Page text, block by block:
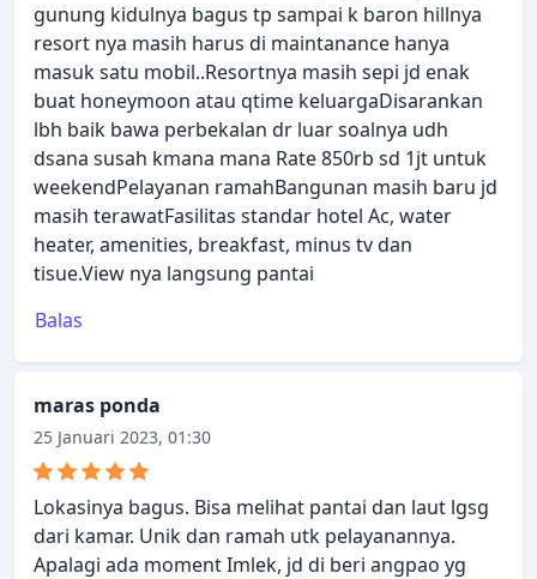
gunung kidulnya bagus tp sampai k baron hillnya
resort nya masih harus di maintanance hanya
masuk satu mobil..Resortnya masih sepi jd enak
buat honeymoon atau qtime keluargaDisarankan
lbh baik bawa perbekalan dr luar soalnya udh
dsana susah kmana mana Rate 850rb sd 1jt untuk
weekendPelayanan ramahBangunan masih baru jd
masih terawatFasilitas standar hotel Ac, water
heater, amenities, breakfast, minus tv dan
tisue.View nya langsung pantai
Balas
maras ponda
25 Januari 2023, 01:30
Lokasinya bagus. Bisa melihat pantai dan laut lgsg
dari kamar. Unik dan ramah utk pelayanannya.
Apalagi ada moment Imlek, jd di beri angpao yg